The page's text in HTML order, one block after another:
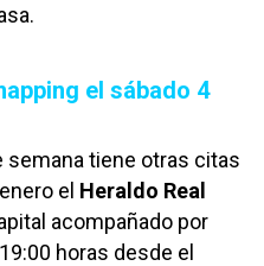
el sábado 4
semana tiene otras citas
el Heraldo Real
acompañado por
horas desde el